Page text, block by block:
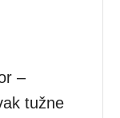
–
tužne